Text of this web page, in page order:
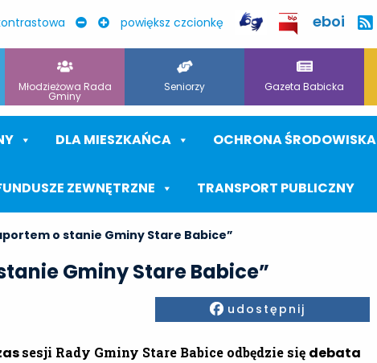
powiększ czcionkę eboi
Młodzieżowa Rada
Gminy
Seniorzy Gazeta Babicka
DLA MIESZKAŃCA OCHRONA ŚRODOWISKA
ZEWNĘTRZNE TRANSPORT PUBLICZNY
o stanie Gminy Stare Babice”
Gminy Stare Babice”
Facebook
udostępnij
sesji Rady Gminy Stare Babice odbędzie się debata